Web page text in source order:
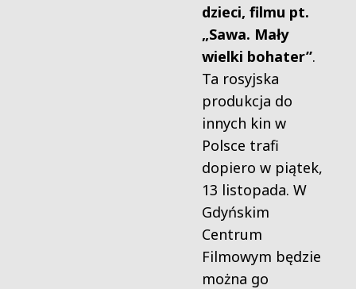
dzieci, filmu pt.
„Sawa. Mały
wielki bohater”.
Ta rosyjska
produkcja do
innych kin w
Polsce trafi
dopiero w piątek,
13 listopada. W
Gdyńskim
Centrum
Filmowym będzie
można go